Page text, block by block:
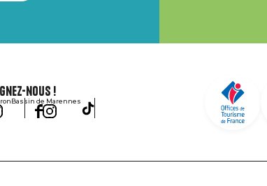
nous !
Bassin de Marennes